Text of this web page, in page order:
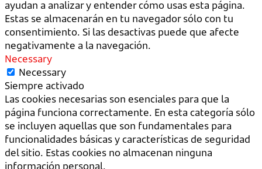
ayudan a analizar y entender cómo usas esta página.
Estas se almacenarán en tu navegador sólo con tu
consentimiento. Si las desactivas puede que afecte
negativamente a la navegación.
Necessary
Necessary
Siempre activado
Las cookies necesarias son esenciales para que la
página funciona correctamente. En esta categoría sólo
se incluyen aquellas que son fundamentales para
funcionalidades básicas y características de seguridad
del sitio. Estas cookies no almacenan ninguna
información personal.